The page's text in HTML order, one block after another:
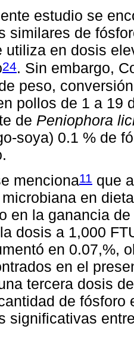
estudio se
similares de
utiliza en dosis
24. Sin embargo,
peso,
pollos de 1 a 19
de Peniophora
soya) 0.1 % de
menciona11 que
en
en la ganancia
dosis a 1,000
en 0.07,%,
en el
tercera dosis
de fósforo
significativas